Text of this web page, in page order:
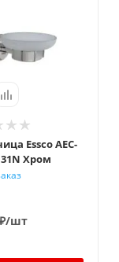
Essco AEC-
Хром
/шт